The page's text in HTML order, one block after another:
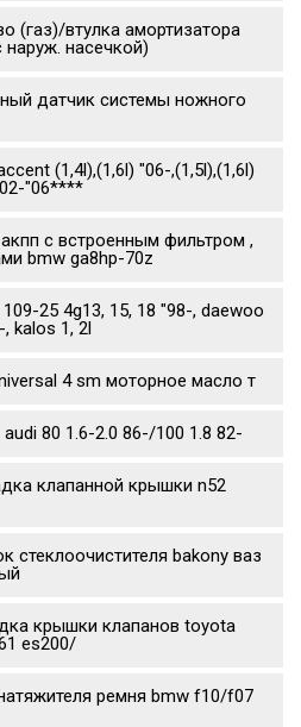
(газ)/втулка амортизатора
насечкой)
датчик системы ножного
(1,4l),(1,6l) "06-,(1,5l),(1,6l)
"06****
с встроенным фильтром ,
bmw ga8hp-70z
25 4g13, 15, 18 "98-, daewoo
kalos 1, 2l
4 sm моторное масло т
80 1.6-2.0 86-/100 1.8 82-
клапанной крышки n52
стеклоочистителя bakony ваз
крышки клапанов toyota
es200/
ремня bmw f10/f07